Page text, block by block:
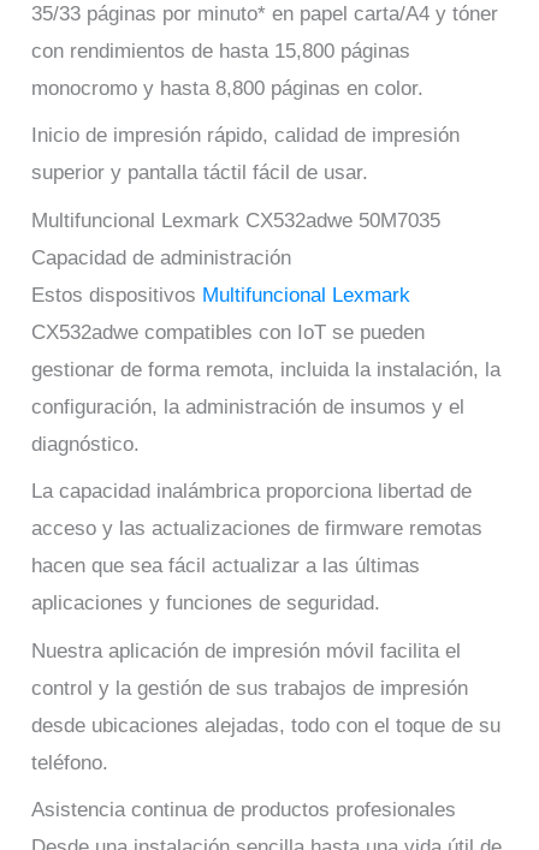
35/33 páginas por minuto* en papel carta/A4 y tóner
con rendimientos de hasta 15,800 páginas
monocromo y hasta 8,800 páginas en color.
Inicio de impresión rápido, calidad de impresión
superior y pantalla táctil fácil de usar.
Multifuncional Lexmark CX532adwe 50M7035
Capacidad de administración
Estos dispositivos Multifuncional Lexmark
CX532adwe compatibles con IoT se pueden
gestionar de forma remota, incluida la instalación, la
configuración, la administración de insumos y el
diagnóstico.
La capacidad inalámbrica proporciona libertad de
acceso y las actualizaciones de firmware remotas
hacen que sea fácil actualizar a las últimas
aplicaciones y funciones de seguridad.
Nuestra aplicación de impresión móvil facilita el
control y la gestión de sus trabajos de impresión
desde ubicaciones alejadas, todo con el toque de su
teléfono.
Asistencia continua de productos profesionales